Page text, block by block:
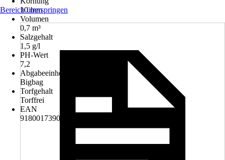
10 mm
Volumen
0,7 m³
Salzgehalt
1,5 g/l
PH-Wert
7,2
Abgabeeinheit
Bigbag
Torfgehalt
Torffrei
EAN
9180017390521
Bereich überspringen